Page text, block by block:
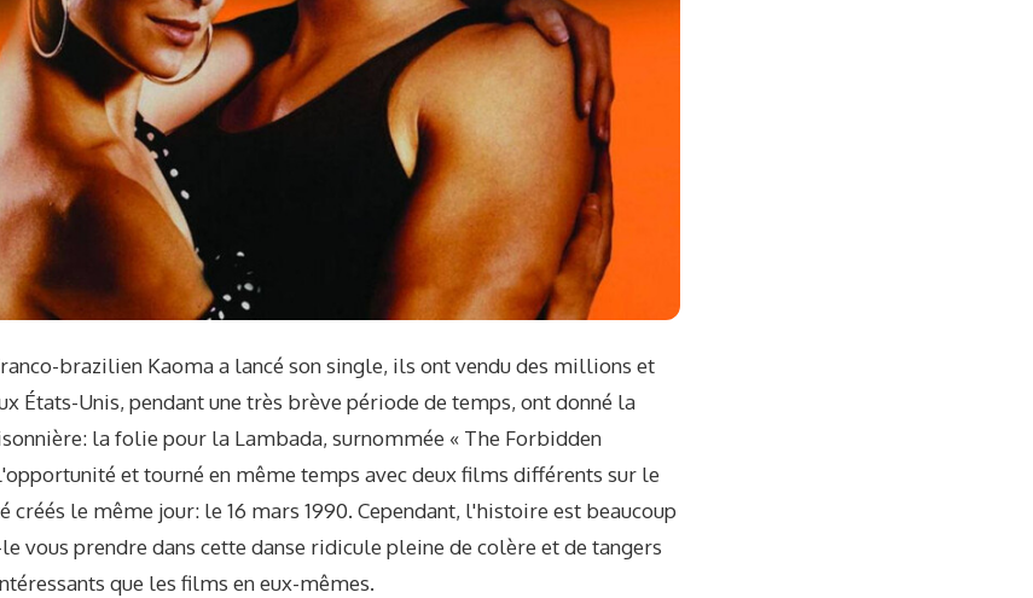
brazilien Kaoma a lancé son single, ils ont vendu des millions et
États-Unis, pendant une très brève période de temps, ont donné la
la folie pour la Lambada, surnommée « The Forbidden
et tourné en même temps avec deux films différents sur le
créés le même jour: le 16 mars 1990. Cependant, l'histoire est beaucoup
vous prendre dans cette danse ridicule pleine de colère et de tangers
que les films en eux-mêmes.